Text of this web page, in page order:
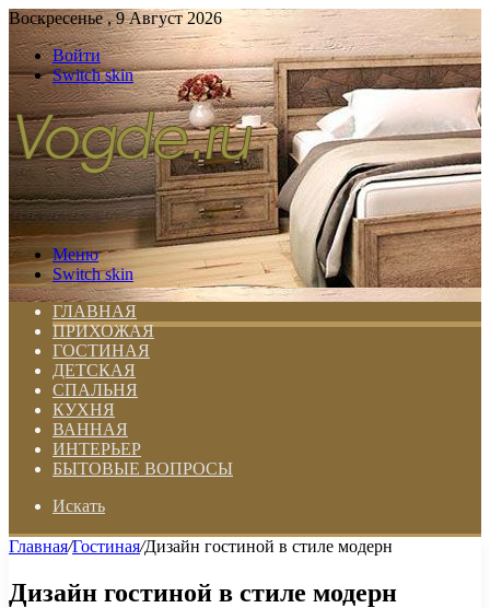
Воскресенье , 9 Август 2026
Войти
Switch skin
Меню
Switch skin
ГЛАВНАЯ
ПРИХОЖАЯ
ГОСТИНАЯ
ДЕТСКАЯ
СПАЛЬНЯ
КУХНЯ
ВАННАЯ
ИНТЕРЬЕР
БЫТОВЫЕ ВОПРОСЫ
Искать
Главная/Гостиная/Дизайн гостиной в стиле модерн
Дизайн гостиной в стиле модерн